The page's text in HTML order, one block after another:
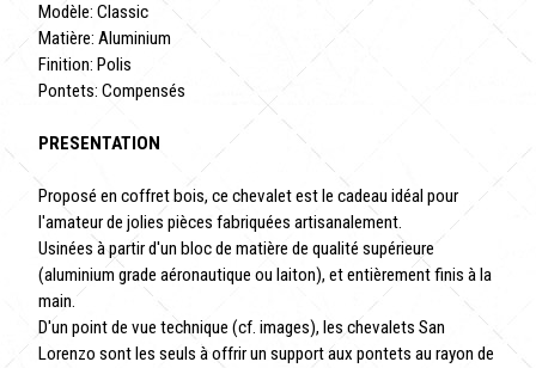
Modèle: Classic
Matière: Aluminium
Finition: Polis
Pontets: Compensés
PRESENTATION
Proposé en coffret bois, ce chevalet est le cadeau idéal pour
l'amateur de jolies pièces fabriquées artisanalement.
Usinées à partir d'un bloc de matière de qualité supérieure
(aluminium grade aéronautique ou laiton), et entièrement finis à la
main.
D'un point de vue technique (cf. images), les chevalets San
Lorenzo sont les seuls à offrir un support aux pontets au rayon de